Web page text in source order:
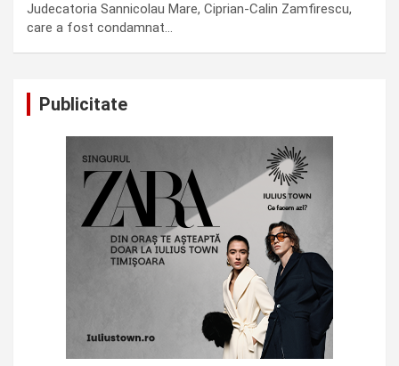
Judecatoria Sannicolau Mare, Ciprian-Calin Zamfirescu,
care a fost condamnat…
Publicitate